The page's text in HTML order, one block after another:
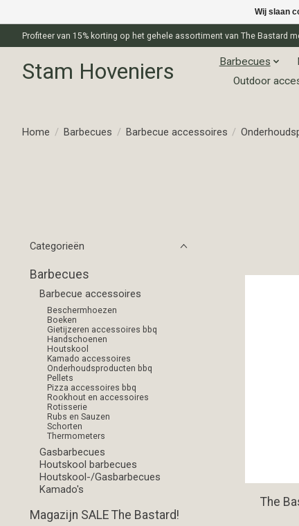
Profiteer van 15% korting op het gehele assortiment van The Bastard
Stam Hoveniers Barbecues
Outdoor
Home / Barbecues / Barbecue accessoires /
Categorieën
Barbecues
Barbecue accessoires
Beschermhoezen
Boeken
Gietijzeren accessoires bbq
Handschoenen
Houtskool
Kamado accessoires
Onderhoudsproducten bbq
Pellets
Pizza accessoires bbq
Rookhout en accessoires
Rotisserie
Rubs en Sauzen
Schorten
Thermometers
Gasbarbecues
Houtskool barbecues
Houtskool-/Gasbarbecues
Kamado's
Magazijn SALE The Bastard!
The
Wij slaan